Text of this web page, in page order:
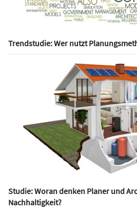
Trendstudie: Wer nutzt
Studie: Woran denken Planer und
Nachhaltigkeit?